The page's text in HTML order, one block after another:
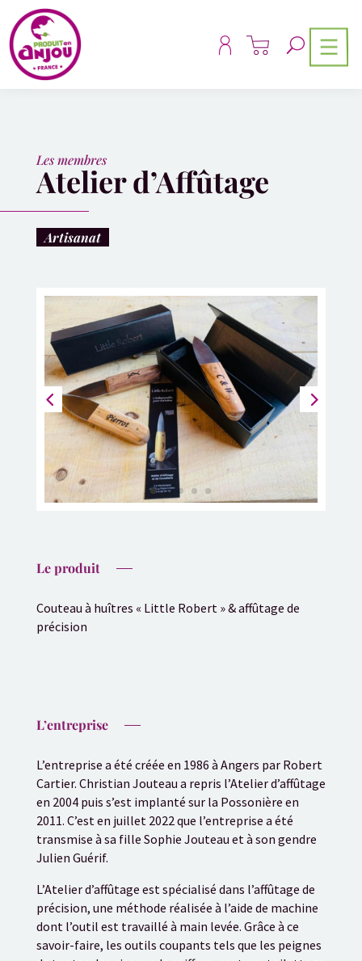
Les membres
Atelier d’Affûtage
Artisanat
Le produit
Couteau à huîtres « Little Robert » & affûtage de
précision
L’entreprise
L’entreprise a été créée en 1986 à Angers par Robert
Cartier. Christian Jouteau a repris l’Atelier d’affûtage
en 2004 puis s’est implanté sur la Possonière en
2011. C’est en juillet 2022 que l’entreprise a été
transmise à sa fille Sophie Jouteau et à son gendre
Julien Guérif.
L’Atelier d’affûtage est spécialisé dans l’affûtage de
précision, une méthode réalisée à l’aide de machine
dont l’outil est travaillé à main levée. Grâce à ce
savoir-faire, les outils coupants tels que les peignes
Panneau de gestion des cookies